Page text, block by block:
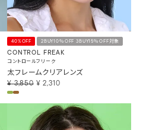
40%OFF 2BUY10％OFF 3BUY15％OFF対象
CONTROL FREAK
コントロールフリーク
太フレームクリアレンズ
¥ 3,850 ¥ 2,310